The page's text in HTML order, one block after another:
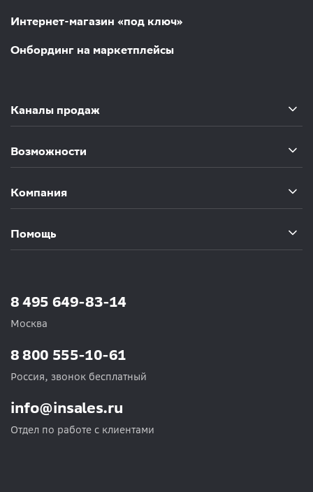
Интернет-магазин «под ключ»
Онбординг на маркетплейсы
Каналы продаж
Возможности
Компания
Помощь
8 495 649-83-14
Москва
info@insales.ru
Отдел по работе с клиентами
8 800 555-10-61
Россия, звонок бесплатный